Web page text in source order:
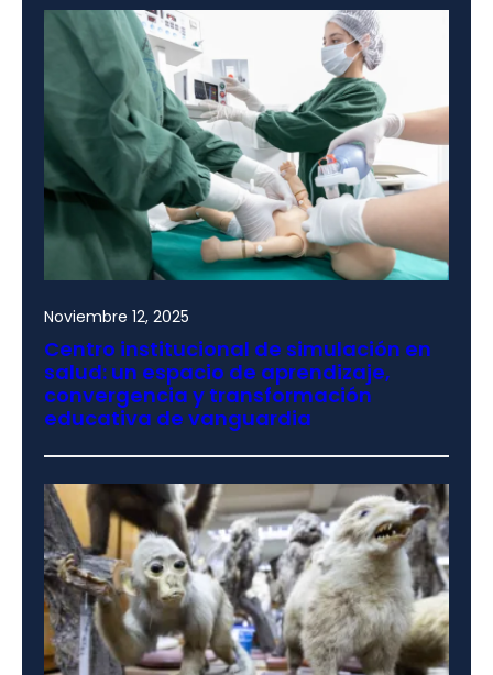
Noviembre 12, 2025
Centro institucional de simulación en
salud: un espacio de aprendizaje,
convergencia y transformación
educativa de vanguardia